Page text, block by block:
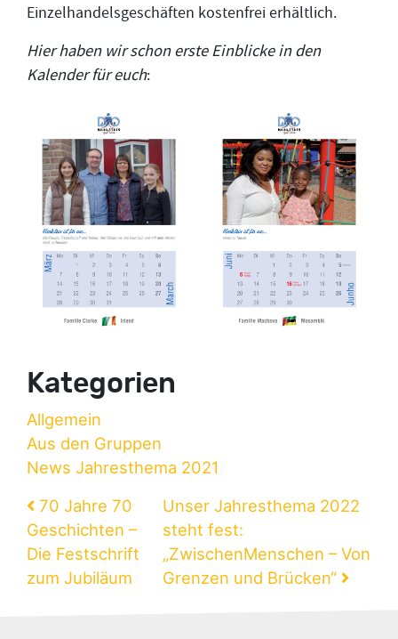
Einzelhandelsgeschäften kostenfrei erhältlich.
Hier haben wir schon erste Einblicke in den
Kalender für euch:
Kategorien
Allgemein
Aus den Gruppen
News Jahresthema 2021
Beitragsnavigation
70 Jahre 70
Geschichten –
Die Festschrift
zum Jubiläum
Unser Jahresthema 2022
steht fest:
„ZwischenMenschen – Von
Grenzen und Brücken“